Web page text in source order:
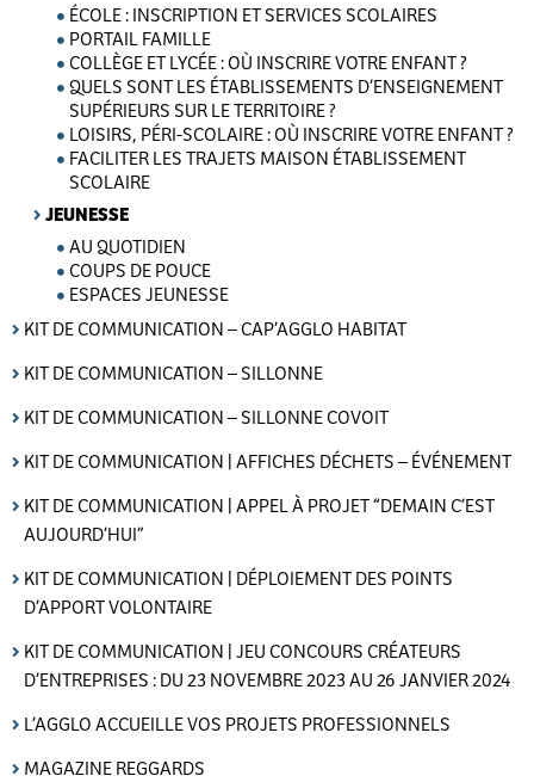
ÉCOLE : INSCRIPTION ET SERVICES SCOLAIRES
PORTAIL FAMILLE
COLLÈGE ET LYCÉE : OÙ INSCRIRE VOTRE ENFANT ?
QUELS SONT LES ÉTABLISSEMENTS D’ENSEIGNEMENT
SUPÉRIEURS SUR LE TERRITOIRE ?
LOISIRS, PÉRI-SCOLAIRE : OÙ INSCRIRE VOTRE ENFANT ?
FACILITER LES TRAJETS MAISON ÉTABLISSEMENT
SCOLAIRE
JEUNESSE
AU QUOTIDIEN
COUPS DE POUCE
ESPACES JEUNESSE
KIT DE COMMUNICATION – CAP’AGGLO HABITAT
KIT DE COMMUNICATION – SILLONNE
KIT DE COMMUNICATION – SILLONNE COVOIT
KIT DE COMMUNICATION | AFFICHES DÉCHETS – ÉVÉNEMENT
KIT DE COMMUNICATION | APPEL À PROJET “DEMAIN C’EST
AUJOURD’HUI”
KIT DE COMMUNICATION | DÉPLOIEMENT DES POINTS
D’APPORT VOLONTAIRE
KIT DE COMMUNICATION | JEU CONCOURS CRÉATEURS
D’ENTREPRISES : DU 23 NOVEMBRE 2023 AU 26 JANVIER 2024
L’AGGLO ACCUEILLE VOS PROJETS PROFESSIONNELS
MAGAZINE REGGARDS